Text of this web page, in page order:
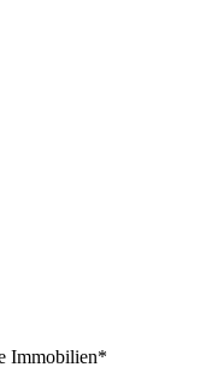
Immobilien*